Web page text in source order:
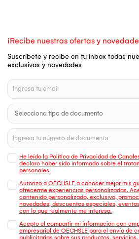
¡Recibe nuestras ofertas y
Suscríbete y recibe en tu inbox todas
exclusivas y novedades
He leído la Política de Privacidad de
declaro haber sido informado sobre el
personales.
Autorizo a OECHSLE a conocer mejor mis
ofrecerme experiencias personalizadas.
contenido personalizado, exclusivo,
novedades, descuentos especiales,
con lo que realmente me interesa.
Acepto el compartir mi información con
empresarial de OECHSLE para el envío de
publicitarias sobre sus productos,